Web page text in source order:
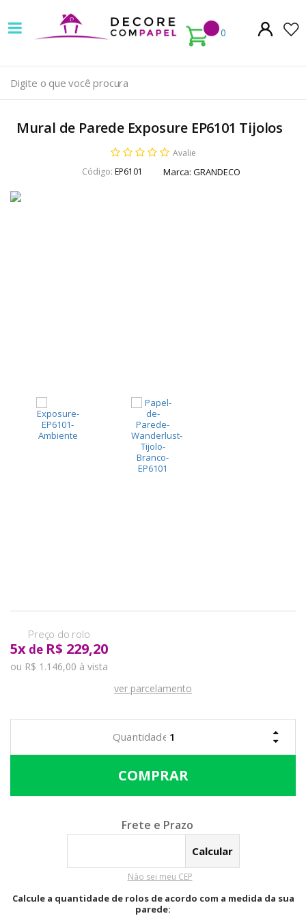
0
Decore
com
papel
é
pioneira
venda
Mural de Parede Exposure EP6101 Tijolos
Avalie
Código: EP6101 Marca: GRANDECO
5x de R$ 229,20
ou R$ 1.146,00 à vista
ver parcelamento
Calcular o Frete
Não sei meu CEP
Calcule a quantidade de rolos de acordo com a medida da sua
parede: